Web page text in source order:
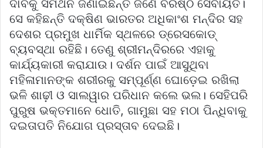
ଦାବିକୁ ସମର୍ଥନ ଜଣାଇଛନ୍ତି ଜଣେ ବରିଷ୍ଠ ସେବାୟତ।
ସେ କହିଛନ୍ତି ଦକ୍ଷିଣ ଭାରତର ଅଧିକାଂଶ ମନ୍ଦିର ସହ
ଦେଶର ପ୍ରମୁଖ ଧାର୍ମିକ ସ୍ଥଳରେ ଡ୍ରେସକୋଡ୍
ବ୍ୟବସ୍ଥା ରହିଛି। ତେଣୁ ଶ୍ରୀମନ୍ଦିରରେ ଏହାକୁ
କାର୍ଯ୍ୟକାରୀ କରାଯାଉ। ଦର୍ଶନ ପାଇଁ ଆସୁଥିବା
ମହିଳାମାନଙ୍କ ଶରୀରକୁ ସମ୍ପୂର୍ଣ୍ଣ ଘୋଡ଼େଇ ରଖିଲା
ଭଳି ଶାଢ଼ୀ ଓ ସାଲୱାର ପରିଧାନ କଲେ ଭଲ। ସେହିପରି
ପୁରୁଷ ଭକ୍ତମାନେ ଧୋତି, ଗାମୁଛା ସହ ମଠା ପିନ୍ଧିବାକୁ
ଦଇତାପତି ନିଯୋଗ ପ୍ରସ୍ତାବ ଦେଇଛି।